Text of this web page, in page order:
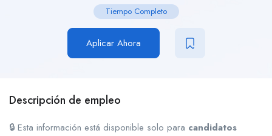
Tiempo Completo
Aplicar Ahora
Descripción de empleo
🔒 Esta información está disponible solo para candidatos